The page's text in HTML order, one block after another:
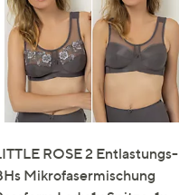
ROSE 2 Entlastungs-
Mikrofasermischung